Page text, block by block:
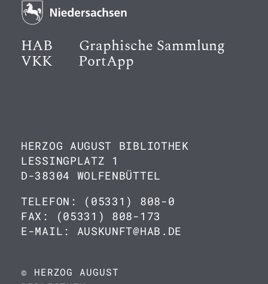
HAB Graphische Sammlung
VKK PortApp
HERZOG AUGUST BIBLIOTHEK
LESSINGPLATZ 1
D-38304 WOLFENBÜTTEL
TELEFON: (05331) 808-0
FAX: (05331) 808-173
E-MAIL: AUSKUNFT@HAB.DE
© HERZOG AUGUST